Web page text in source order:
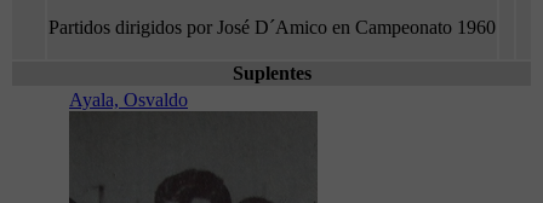
Partidos dirigidos por José D´Amico en Campeonato 1960
Suplentes
Ayala, Osvaldo